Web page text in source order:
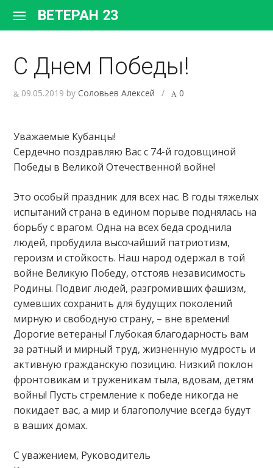
содержимому
ВЕТЕРАН 23
С Днем Победы!
09.05.2019 byСоловьев Алексей / 0
Уважаемые Кубанцы!
Сердечно поздравляю Вас с 74-й годовщиной
Победы в Великой Отечественной войне!
Это особый праздник для всех нас. В годы тяжелых
испытаний страна в едином порыве поднялась на
борьбу с врагом. Одна на всех беда сроднила
людей, пробудила высочайший патриотизм,
героизм и стойкость. Наш народ одержал в той
войне Великую Победу, отстояв независимость
Родины. Подвиг людей, разгромивших фашизм,
сумевших сохранить для будущих поколений
мирную и свободную страну, – вне времени!
Дорогие ветераны! Глубокая благодарность вам
за ратный и мирный труд, жизненную мудрость и
активную гражданскую позицию. Низкий поклон
фронтовикам и труженикам тыла, вдовам, детям
войны! Пусть стремление к победе никогда не
покидает вас, а мир и благополучие всегда будут
в ваших домах.
С уважением, Руководитель